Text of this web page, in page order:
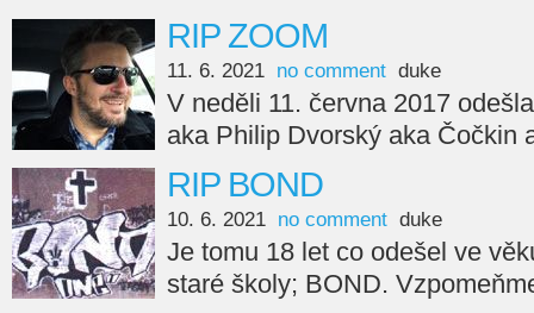
RIP ZOOM
11. 6. 2021 no comment duke
V neděli 11. června 2017
aka Philip Dvorský aka Čočkin
RIP BOND
10. 6. 2021 no comment duke
Je tomu 18 let co odešel ve
staré školy; BOND.